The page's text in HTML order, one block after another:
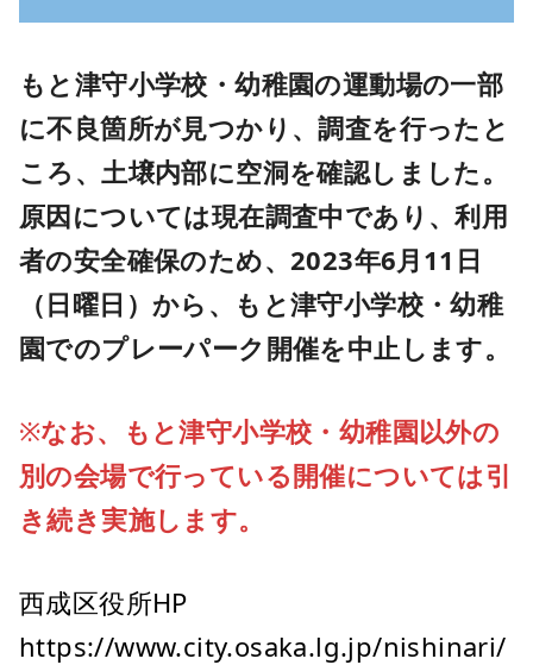
もと津守小学校・幼稚園の運動場の一部
に不良箇所が見つかり、調査を行ったと
ころ、土壌内部に空洞を確認しました。
原因については現在調査中であり、利用
者の安全確保のため、2023年6月11日
（日曜日）から、もと津守小学校・幼稚
園でのプレーパーク開催を中止します。
※なお、もと津守小学校・幼稚園以外の
別の会場で行っている開催については引
き続き実施します。
西成区役所HP
https://www.city.osaka.lg.jp/nishinari/